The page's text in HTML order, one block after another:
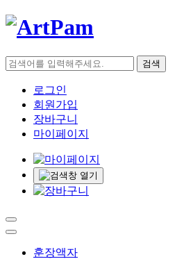
검색
로그인
회원가입
장바구니
마이페이지
훈장액자